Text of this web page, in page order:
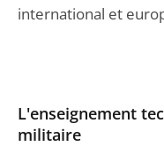
international et
L'enseignement
militaire